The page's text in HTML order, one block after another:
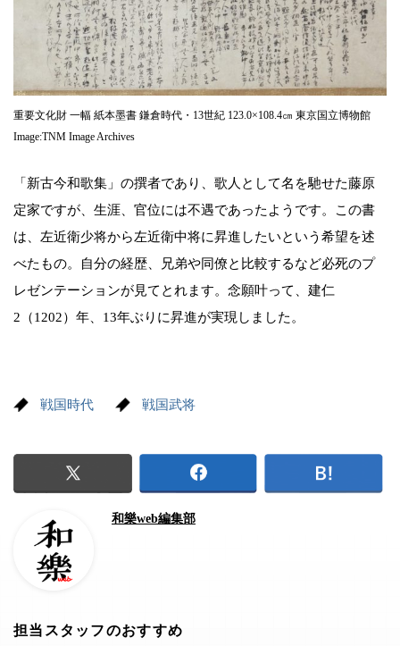
重要文化財 一幅 紙本墨書 鎌倉時代・13世紀 123.0×108.4㎝ 東京国立博物館
Image:TNM Image Archives
「新古今和歌集」の撰者であり、歌人として名を馳せた藤原
定家ですが、生涯、官位には不遇であったようです。この書
は、左近衛少将から左近衛中将に昇進したいという希望を述
べたもの。自分の経歴、兄弟や同僚と比較するなど必死のプ
レゼンテーションが見てとれます。念願叶って、建仁
2（1202）年、13年ぶりに昇進が実現しました。
戦国時代 戦国武将
和樂web編集部
担当スタッフのおすすめ